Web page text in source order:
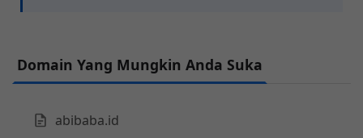
Domain Yang Mungkin Anda Suka
abibaba.id